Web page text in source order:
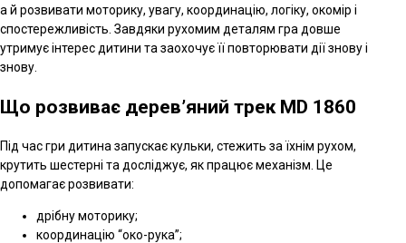
а й розвивати моторику, увагу, координацію, логіку, окомір і
спостережливість. Завдяки рухомим деталям гра довше
утримує інтерес дитини та заохочує її повторювати дії знову і
знову.
Що розвиває дерев’яний трек MD 1860
Під час гри дитина запускає кульки, стежить за їхнім рухом,
крутить шестерні та досліджує, як працює механізм. Це
допомагає розвивати:
дрібну моторику;
координацію “око-рука”;